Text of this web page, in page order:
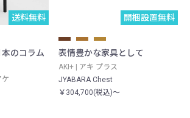
送料無料
のコラム
ケ
開梱設置無料
表情豊かな家具として
AKI+ | アキ プラス
JYABARA Chest
￥304,700(税込)～